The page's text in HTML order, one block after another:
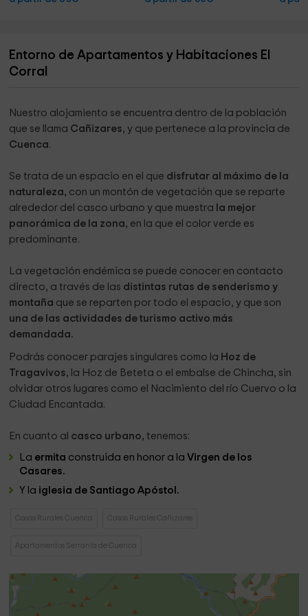
Entorno de Apartamentos y Habitaciones El
Corral
Nuestro alojamiento se encuentra dentro de la población
que se llama Cañizares, y que pertenece a la provincia de
Cuenca.
Se trata de un espacio en el que disfrutar al máximo de la
naturaleza, con un montón de vegetación que se reparte
alrededor del casco urbano y que muestra la mejor
panorámica de la zona, en la que el color verde es
predominante.
La vegetación endémica se puede conocer en contacto
directo, a través de las distintas rutas de senderismo y
montaña que se reparten por todo el espacio, y que son
una de las actividades de turismo activo más
demandada.
Podrás conocer parajes singulares como la Hoz de
Tragavivos, la Hoz de Beteta o el embalse de Chincha, sin
olvidar otros lugares como el Nacimiento del río Cuervo o la
Ciudad Encantada.
En cuanto al casco urbano, tenemos:
La ermita construida en honor a la Virgen de los
Casares.
Y la iglesia de Santiago Apóstol.
Casas Rurales Cuenca Casas Rurales Cañizares
Apartamentos Serranía de Cuenca